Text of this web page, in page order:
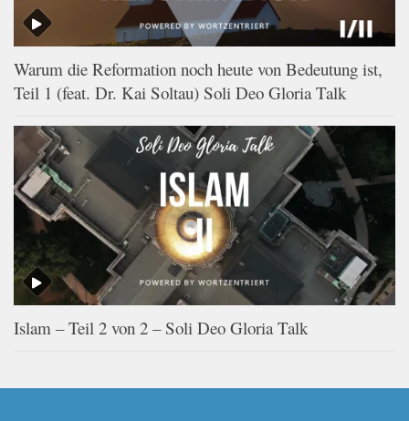
Warum die Reformation noch heute von Bedeutung ist,
Teil 1 (feat. Dr. Kai Soltau) Soli Deo Gloria Talk
Islam – Teil 2 von 2 – Soli Deo Gloria Talk